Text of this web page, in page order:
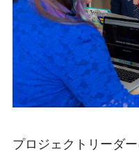
プロジェクトリーダ